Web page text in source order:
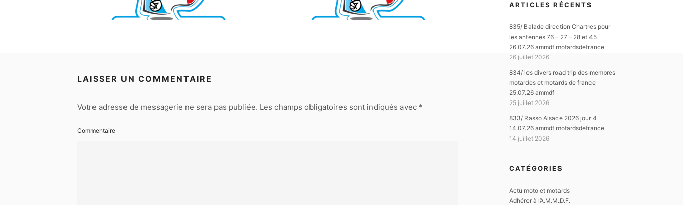
LAISSER UN COMMENTAIRE
Votre adresse de messagerie ne sera pas publiée. Les champs obligatoires sont indiqués avec *
Commentaire
ARTICLES RÉCENTS
835/ Balade direction Chartres pour
les antennes 76 – 27 – 28 et 45
26.07.26 ammdf motardsdefrance
26 juillet 2026
834/ les divers road trip des membres
motardes et motards de france
25.07.26 ammdf
25 juillet 2026
833/ Rasso Alsace 2026 jour 4
14.07.26 ammdf motardsdefrance
14 juillet 2026
CATÉGORIES
Actu moto et motards
Adhérer à l’A.M.M.D.F.